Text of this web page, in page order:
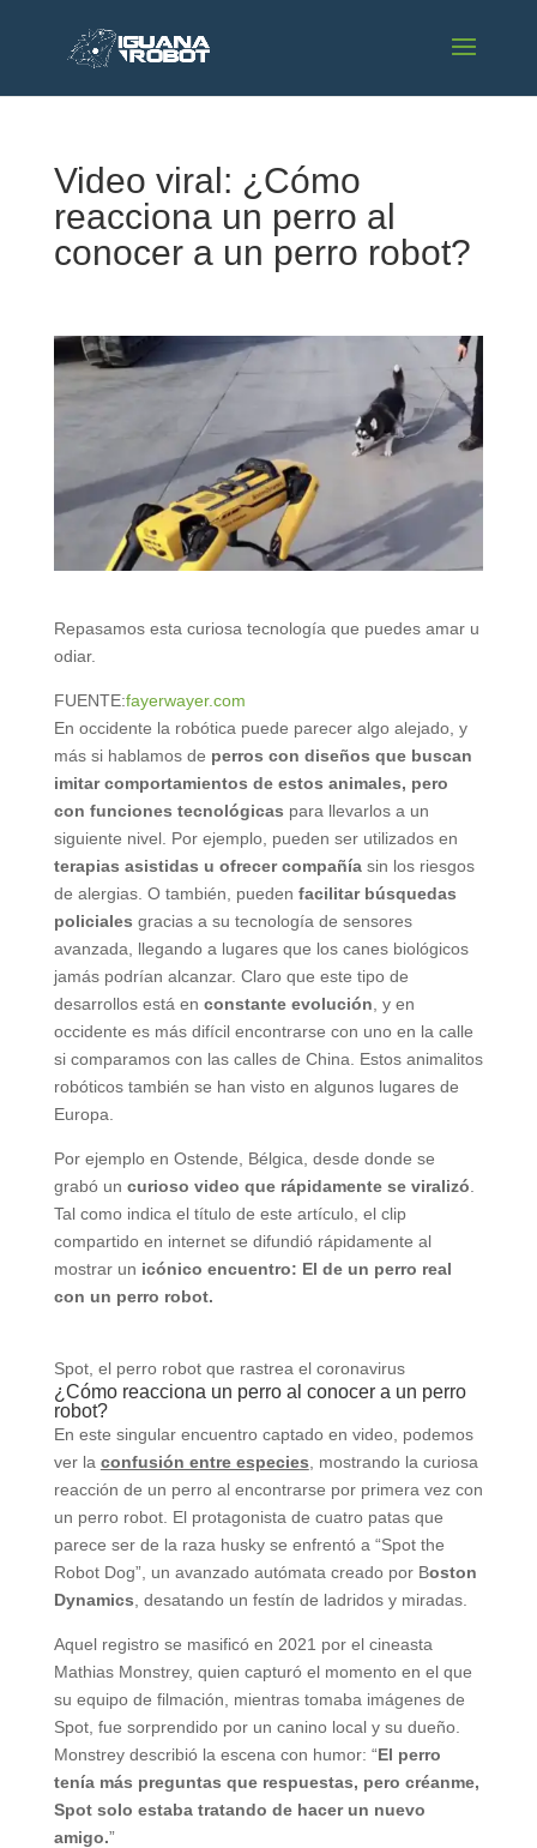
Video viral: ¿Cómo
reacciona un perro al
conocer a un perro robot?
Repasamos esta curiosa tecnología que puedes amar u
odiar.
FUENTE:fayerwayer.com
En occidente la robótica puede parecer algo alejado, y
más si hablamos de perros con diseños que buscan
imitar comportamientos de estos animales, pero
con funciones tecnológicas para llevarlos a un
siguiente nivel. Por ejemplo, pueden ser utilizados en
terapias asistidas u ofrecer compañíasin los riesgos
de alergias. O también, pueden facilitar búsquedas
policiales gracias a su tecnología de sensores
avanzada, llegando a lugares que los canes biológicos
jamás podrían alcanzar. Claro que este tipo de
desarrollos está en constante evolución , y en
occidente es más difícil encontrarse con uno en la calle
si comparamos con las calles de China. Estos animalitos
robóticos también se han visto en algunos lugares de
Europa.
Por ejemplo en Ostende, Bélgica, desde donde se
grabó un curioso video que rápidamente se viralizó
Tal como indica el título de este artículo, el clip
compartido en internet se difundió rápidamente al
mostrar un icónico encuentro: El de un perro real
con un perro robot.
Spot, el perro robot que rastrea el coronavirus
¿Cómo reacciona un perro al conocer a un perro
robot?
En este singular encuentro captado en video, podemos
ver la confusión entre especies , mostrando la curiosa
reacción de un perro al encontrarse por primera vez con
un perro robot. El protagonista de cuatro patas que
parece ser de la raza husky se enfrentó a “Spot the
Robot Dog”, un avanzado autómata creado por Boston
Dynamics , desatando un festín de ladridos y miradas.
Aquel registro se masificó en 2021 por el cineasta
Mathias Monstrey, quien capturó el momento en el que
su equipo de filmación, mientras tomaba imágenes de
Spot, fue sorprendido por un canino local y su dueño.
Monstrey describió la escena con humor: “El perro
tenía más preguntas que respuestas, pero créanme,
Spot solo estaba tratando de hacer un nuevo
amigo.”